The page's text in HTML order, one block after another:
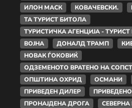
ИЛОН МАСК
КОВАЧЕВСКИ.
ТА ТУРИСТ БИТОЛА
ТУРИСТИЧКА АГЕНЦИЈА -
ВОЈНА
ДОНАЛД ТРАМП
НОВАК ЃОКОВИЌ
ОДЗЕМЕНОТО ВРАТЕНО НА
ОПШТИНА ОХРИД
ОСМАНИ
ПРИВЕДЕН ДИЛЕР
ПРОНАЈДЕНА ДРОГА
СЕВЕРНА